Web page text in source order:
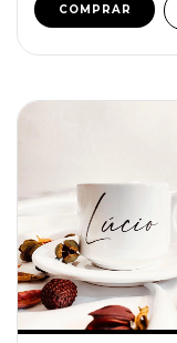
COMPRAR